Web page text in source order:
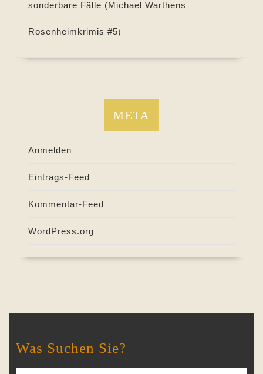
sonderbare Fälle (Michael Warthens
Rosenheimkrimis #5)
META
Anmelden
Eintrags-Feed
Kommentar-Feed
WordPress.org
Was Suchen Sie?